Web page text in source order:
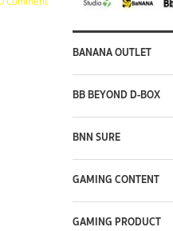
BANANA OUTLET
BB BEYOND D-BOX
BNN SURE
GAMING CONTENT
GAMING PRODUCT